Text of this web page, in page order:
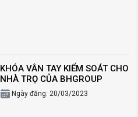
KHÓA VÂN TAY KIỂM SOÁT CHO
NHÀ TRỌ CỦA BHGROUP
Ngày đăng: 20/03/2023